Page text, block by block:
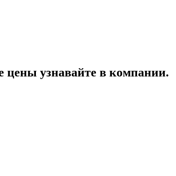
узнавайте в компании.